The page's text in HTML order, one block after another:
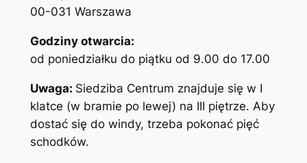
00-031 Warszawa
Godziny otwarcia:
od poniedziałku do piątku od 9.00 do 17.00
Uwaga: Siedziba Centrum znajduje się w I
klatce (w bramie po lewej) na III piętrze. Aby
dostać się do windy, trzeba pokonać pięć
schodków.